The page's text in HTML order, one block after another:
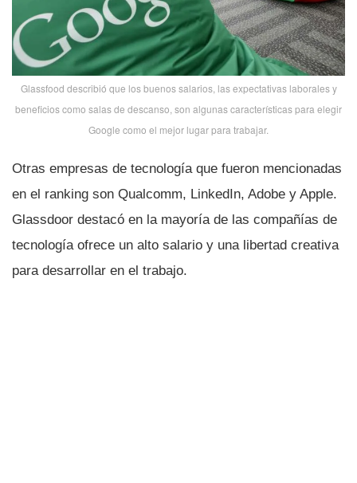
Glassfood describió que los buenos salarios, las expectativas laborales y
beneficios como salas de descanso, son algunas caracterí­sticas para elegir
Google como el mejor lugar para trabajar.
Otras empresas de tecnologí­a que fueron mencionadas
en el ranking son Qualcomm, LinkedIn, Adobe y Apple.
Glassdoor destacó en la mayorí­a de las compañí­as de
tecnologí­a ofrece un alto salario y una libertad creativa
para desarrollar en el trabajo.